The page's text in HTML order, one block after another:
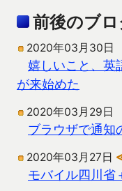
前後のブ
2020年03月30日
嬉しいこと、英
が来始めた
2020年03月29日
ブラウザで通知
2020年03月27日
モバイル四川省